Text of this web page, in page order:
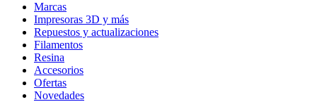
Marcas
Impresoras 3D y más
Repuestos y actualizaciones
Filamentos
Resina
Accesorios
Ofertas
Novedades